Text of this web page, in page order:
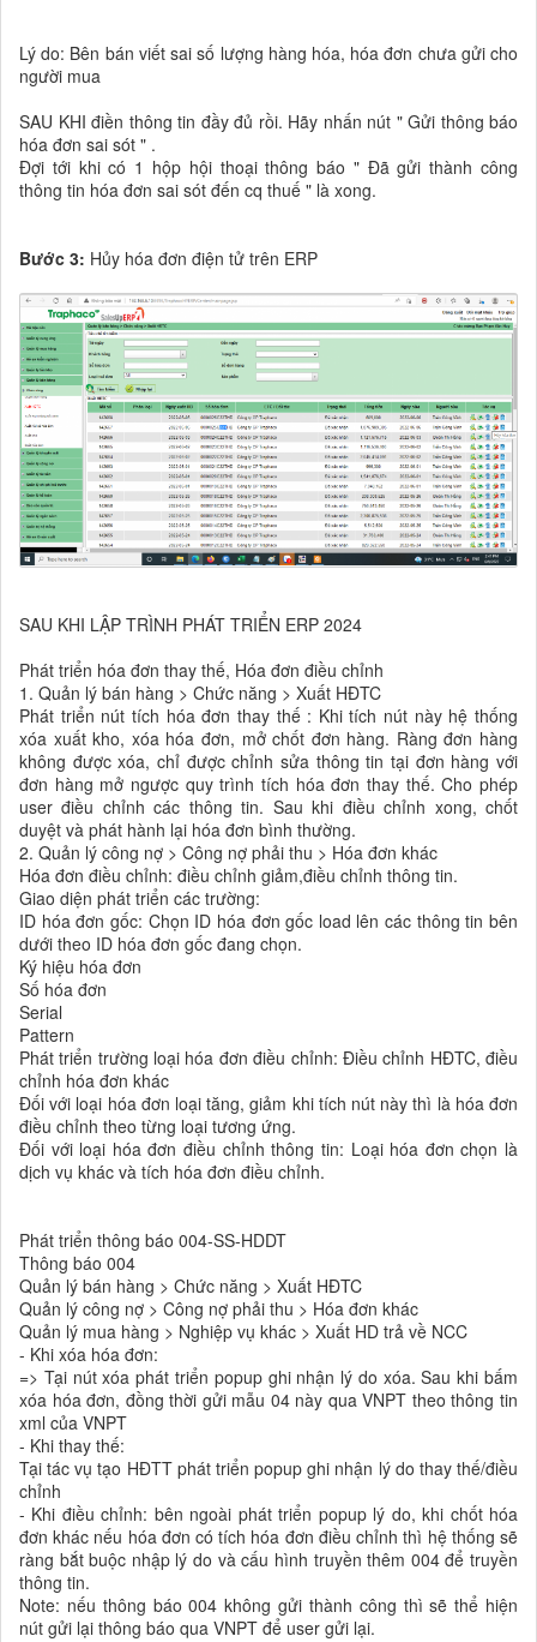
Lý do: Bên bán viết sai số lượng hàng hóa, hóa đơn chưa gửi cho
người mua
SAU KHI điền thông tin đầy đủ rồi. Hãy nhấn nút " Gửi thông báo
hóa đơn sai sót " .
Đợi tới khi có 1 hộp hội thoại thông báo " Đã gửi thành công
thông tin hóa đơn sai sót đến cq thuế " là xong.
Bước 3: Hủy hóa đơn điện tử trên ERP
SAU KHI LẬP TRÌNH PHÁT TRIỂN ERP 2024
Phát triển hóa đơn thay thế, Hóa đơn điều chỉnh
1. Quản lý bán hàng > Chức năng > Xuất HĐTC
Phát triển nút tích hóa đơn thay thế : Khi tích nút này hệ thống
xóa xuất kho, xóa hóa đơn, mở chốt đơn hàng. Ràng đơn hàng
không được xóa, chỉ được chỉnh sửa thông tin tại đơn hàng với
đơn hàng mở ngược quy trình tích hóa đơn thay thế. Cho phép
user điều chỉnh các thông tin. Sau khi điều chỉnh xong, chốt
duyệt và phát hành lại hóa đơn bình thường.
2. Quản lý công nợ > Công nợ phải thu > Hóa đơn khác
Hóa đơn điều chỉnh: điều chỉnh giảm,điều chỉnh thông tin.
Giao diện phát triển các trường:
ID hóa đơn gốc: Chọn ID hóa đơn gốc load lên các thông tin bên
dưới theo ID hóa đơn gốc đang chọn.
Ký hiệu hóa đơn
Số hóa đơn
Serial
Pattern
Phát triển trường loại hóa đơn điều chỉnh: Điều chỉnh HĐTC, điều
chỉnh hóa đơn khác
Đối với loại hóa đơn loại tăng, giảm khi tích nút này thì là hóa đơn
điều chỉnh theo từng loại tương ứng.
Đối với loại hóa đơn điều chỉnh thông tin: Loại hóa đơn chọn là
dịch vụ khác và tích hóa đơn điều chỉnh.
Phát triển thông báo 004-SS-HDDT
Thông báo 004
Quản lý bán hàng > Chức năng > Xuất HĐTC
Quản lý công nợ > Công nợ phải thu > Hóa đơn khác
Quản lý mua hàng > Nghiệp vụ khác > Xuất HD trả về NCC
- Khi xóa hóa đơn:
=> Tại nút xóa phát triển popup ghi nhận lý do xóa. Sau khi bấm
xóa hóa đơn, đồng thời gửi mẫu 04 này qua VNPT theo thông tin
xml của VNPT
- Khi thay thế:
Tại tác vụ tạo HĐTT phát triển popup ghi nhận lý do thay thế/điều
chỉnh
- Khi điều chỉnh: bên ngoài phát triển popup lý do, khi chốt hóa
đơn khác nếu hóa đơn có tích hóa đơn điều chỉnh thì hệ thống sẽ
ràng bắt buộc nhập lý do và cấu hình truyền thêm 004 để truyền
thông tin.
Note: nếu thông báo 004 không gửi thành công thì sẽ thể hiện
nút gửi lại thông báo qua VNPT để user gửi lại.